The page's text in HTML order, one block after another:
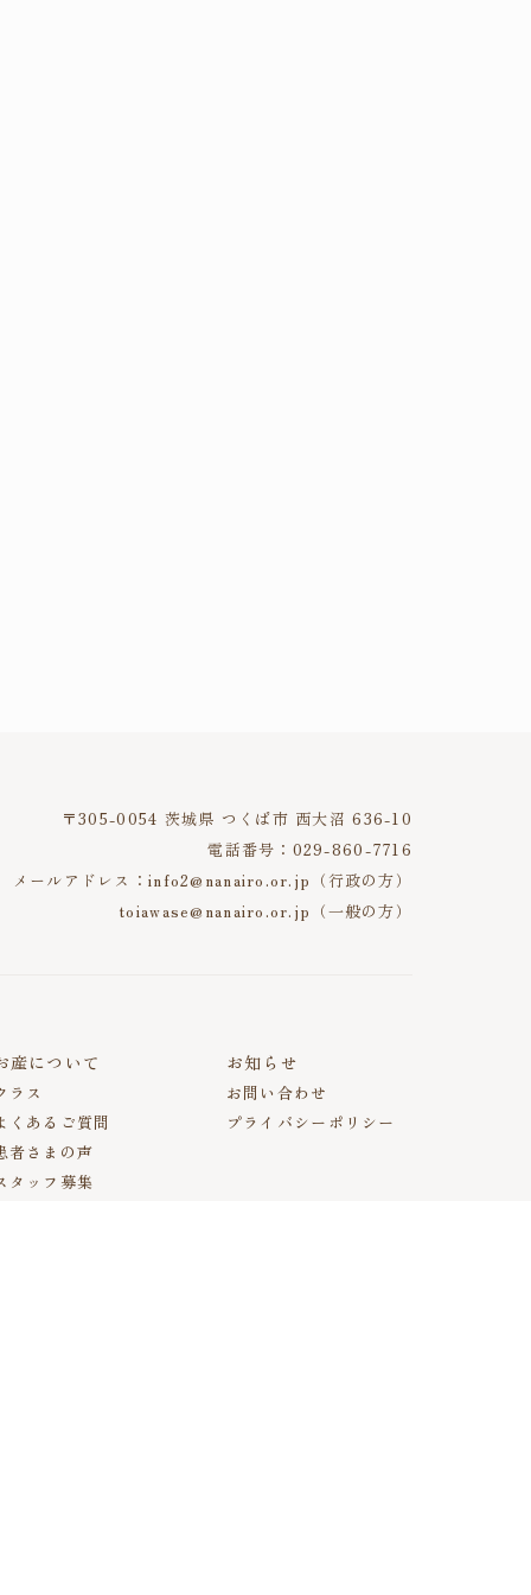
〒305-0054 茨城県 つくば市 西大沼 636-10
電話番号：029-860-7716
メールアドレス：info2@nanairo.or.jp（行政の方）
toiawase@nanairo.or.jp（一般の方）
産について
ラス
くあるご質問
者さまの声
タッフ募集
お知らせ
お問い合わせ
プライバシーポリシー